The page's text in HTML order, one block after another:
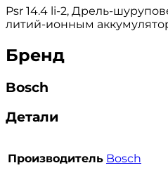
Psr 14.4 li-2, Дрель-
литий-ионным
Бренд
Bosch
Детали
Производитель Bosch